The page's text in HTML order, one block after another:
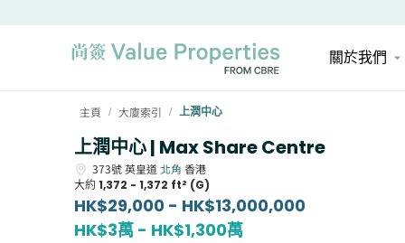
關於我們
主頁 / 大廈索引 / 上潤中心
上潤中心 | Max Share Centre
373號英皇道北角 香港
大約 1,372 - 1,372 ft² (G)
HK$29,000 - HK$13,000,000
HK$3萬 - HK$1,300萬